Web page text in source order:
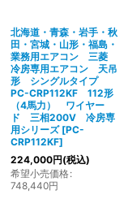
北海道・青森・岩手・秋
田・宮城・山形・福島・
業務用エアコン 三菱
冷房専用エアコン 天吊
形 シングルタイプ
PC-CRP112KF 112形
（4馬力） ワイヤー
ド 三相200V 冷房専
用シリーズ [PC-
CRP112KF]
224,000円(税込)
希望小売価格:
748,440円